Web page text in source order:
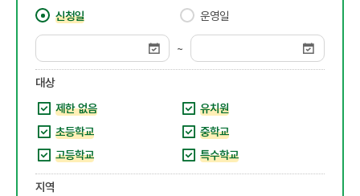
신청일
운영일
~
대상
제한 없음
유치원
초등학교
중학교
고등학교
특수학교
지역